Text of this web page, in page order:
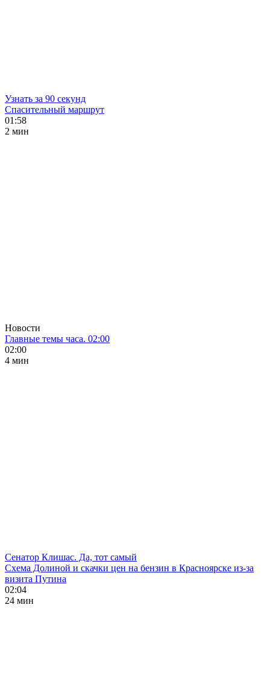
Узнать за 90 секунд
Спасительный маршрут
01:58
2 мин
Новости
Главные темы часа. 02:00
02:00
4 мин
Сенатор Клишас. Да, тот самый
Схема Долиной и скачки цен на бензин в Красноярске из-за
визита Путина
02:04
24 мин